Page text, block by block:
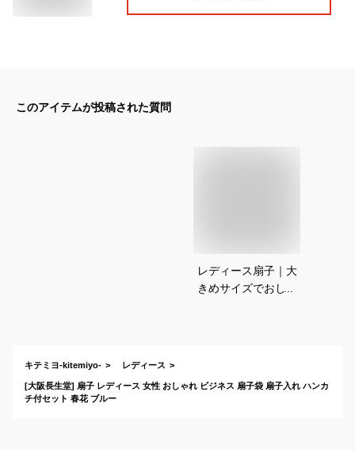
このアイテムが投稿された質問
レディース扇子｜大
きめサイズでおしゃ
キテミヨ-kitemiyo- レディース
[大阪長生堂] 扇子 レディース 女性 おしゃれ ビジネス 扇子袋 扇子入れ ハンカ
チ付セット 春花 ブルー